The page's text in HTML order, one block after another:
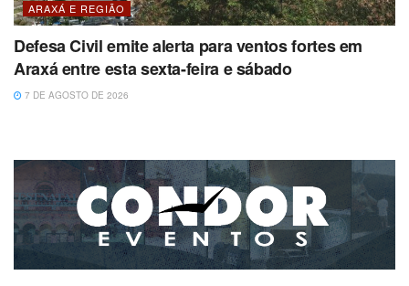
ARAXÁ E REGIÃO
Defesa Civil emite alerta para ventos fortes em
Araxá entre esta sexta-feira e sábado
7 DE AGOSTO DE 2026